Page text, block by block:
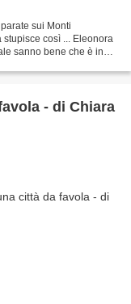
sui Monti
così ... Eleonora
sanno bene che è in
- di Chiara